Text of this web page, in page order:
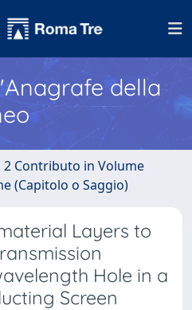
della
2 Contributo in Volume
(Capitolo o Saggio)
Layers to
Hole in a
Screen